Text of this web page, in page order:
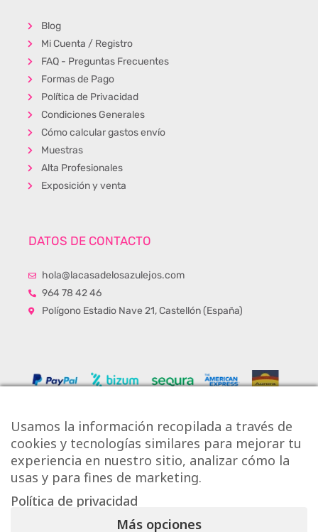
Blog
Mi Cuenta / Registro
FAQ - Preguntas Frecuentes
Formas de Pago
Política de Privacidad
Condiciones Generales
Cómo calcular gastos envío
Muestras
Alta Profesionales
Exposición y venta
DATOS DE CONTACTO
hola@lacasadelosazulejos.com
964 78 42 46
Polígono Estadio Nave 21, Castellón (España)
Copyright © Onlytiles S.L.
Usamos la información recopilada a través de
cookies y tecnologías similares para mejorar tu
experiencia en nuestro sitio, analizar cómo la
usas y para fines de marketing.
Política de privacidad
Más opciones